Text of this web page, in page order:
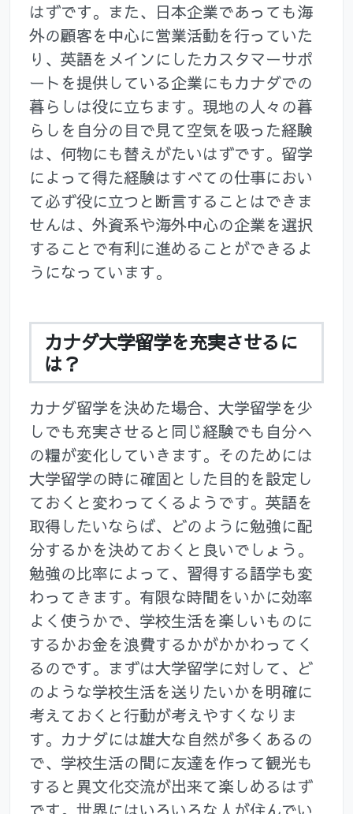
はずです。また、日本企業であっても海
外の顧客を中心に営業活動を行っていた
り、英語をメインにしたカスタマーサポ
ートを提供している企業にもカナダでの
暮らしは役に立ちます。現地の人々の暮
らしを自分の目で見て空気を吸った経験
は、何物にも替えがたいはずです。留学
によって得た経験はすべての仕事におい
て必ず役に立つと断言することはできま
せんは、外資系や海外中心の企業を選択
することで有利に進めることができるよ
うになっています。
カナダ大学留学を充実させるに
は？
カナダ留学を決めた場合、大学留学を少
しでも充実させると同じ経験でも自分へ
の糧が変化していきます。そのためには
大学留学の時に確固とした目的を設定し
ておくと変わってくるようです。英語を
取得したいならば、どのように勉強に配
分するかを決めておくと良いでしょう。
勉強の比率によって、習得する語学も変
わってきます。有限な時間をいかに効率
よく使うかで、学校生活を楽しいものに
するかお金を浪費するかがかかわってく
るのです。まずは大学留学に対して、ど
のような学校生活を送りたいかを明確に
考えておくと行動が考えやすくなりま
す。カナダには雄大な自然が多くあるの
で、学校生活の間に友達を作って観光も
すると異文化交流が出来て楽しめるはず